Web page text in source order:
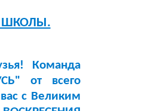
ШКОЛЫ.
Команда
от всего
с Великим